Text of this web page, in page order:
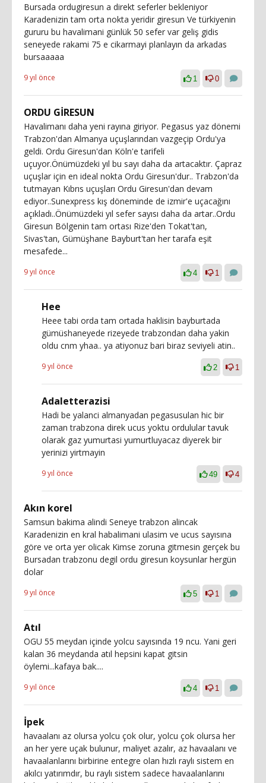
Bursada ordugiresun a direkt seferler bekleniyor
Karadenizin tam orta nokta yeridir giresun Ve türkiyenin
gururu bu havalimani günlük 50 sefer var geliş gidis
seneyede rakami 75 e cikarmayi planlayın da arkadas
bursaaaaa
9 yıl önce 1 0
ORDU GİRESUN
Havalimanı daha yeni rayına giriyor. Pegasus yaz dönemi
Trabzon'dan Almanya uçuşlarından vazgeçip Ordu'ya
geldi. Ordu Giresun'dan Köln'e tarifeli
uçuyor.Önümüzdeki yıl bu sayı daha da artacaktır. Çapraz
uçuşlar için en ideal nokta Ordu Giresun'dur.. Trabzon'da
tutmayan Kıbrıs uçuşları Ordu Giresun'dan devam
ediyor..Sunexpress kış döneminde de izmir'e uçacağını
açıkladı..Önümüzdeki yıl sefer sayısı daha da artar..Ordu
Giresun Bölgenin tam ortası Rize'den Tokat'tan,
Sivas'tan, Gümüşhane Bayburt'tan her tarafa eşit
mesafede...
9 yıl önce 4 1
Hee
Heee tabi orda tam ortada haklisin bayburtada
gümüshaneyede rizeyede trabzondan daha yakin
oldu cnm yhaa.. ya atiyonuz bari biraz seviyeli atin..
9 yıl önce 2 1
Adaletterazisi
Hadi be yalanci almanyadan pegasusulan hic bir
zaman trabzona direk ucus yoktu ordulular tavuk
olarak gaz yumurtasi yumurtluyacaz diyerek bir
yerinizi yirtmayin
9 yıl önce 49 4
Akın korel
Samsun bakima alindi Seneye trabzon alincak
Karadenizin en kral habalimani ulasim ve ucus sayısına
göre ve orta yer olicak Kimse zoruna gitmesin gerçek bu
Bursadan trabzonu degil ordu giresun koysunlar hergün
dolar
9 yıl önce 5 1
Atıl
OGU 55 meydan içinde yolcu sayısında 19 ncu. Yani geri
kalan 36 meydanda atıl hepsini kapat gitsin
öylemi...kafaya bak....
9 yıl önce 4 1
İpek
havaalanı az olursa yolcu çok olur, yolcu çok olursa her
an her yere uçak bulunur, maliyet azalır, az havaalanı ve
havaalanlarını birbirine entegre olan hızlı raylı sistem en
akılcı yatırımdır, bu raylı sistem sadece havaalanlarını